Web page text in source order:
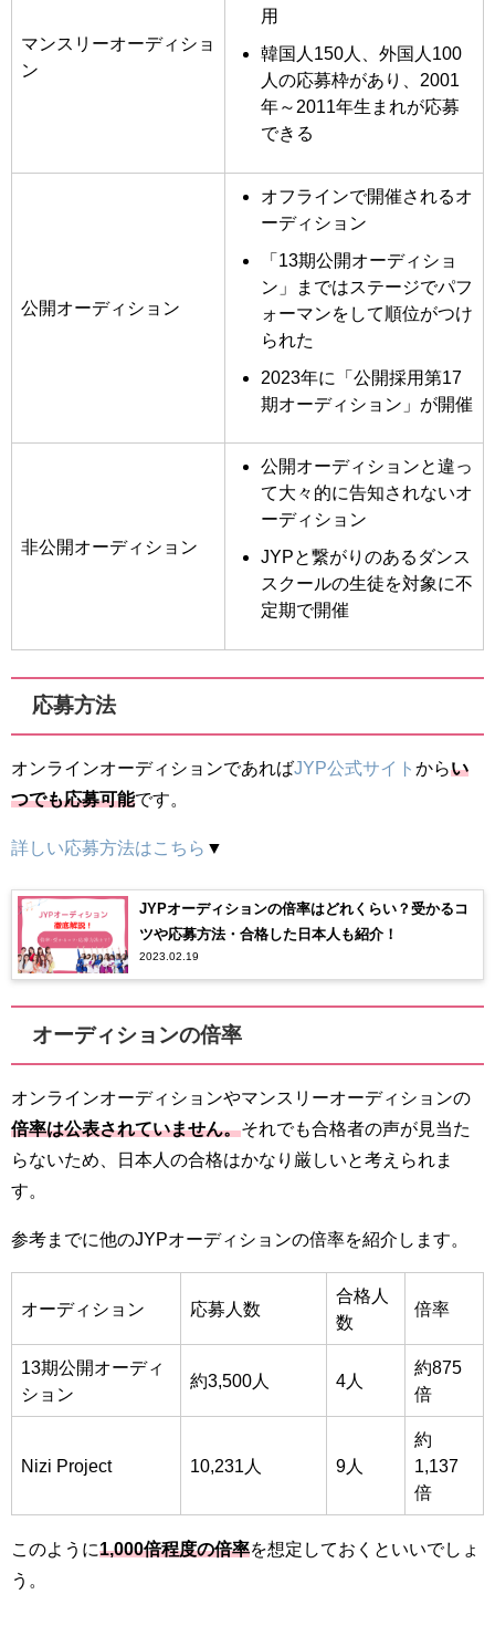
マンスリーオーディショ
ン
用
韓国人150人、外国人100
人の応募枠があり、2001
年～2011年生まれが応募
できる
公開オーディション
オフラインで開催されるオ
ーディション
「13期公開オーディショ
ン」まではステージでパフ
ォーマンをして順位がつけ
られた
2023年に「公開採用第17
期オーディション」が開催
非公開オーディション
公開オーディションと違っ
て大々的に告知されないオ
ーディション
JYPと繋がりのあるダンス
スクールの生徒を対象に不
定期で開催
応募方法
オンラインオーディションであればJYP公式サイト からい
つでも応募可能です。
詳しい応募方法はこちら ▼
JYPオーディションの倍率はどれくらい？受かるコ
ツや応募方法・合格した日本人も紹介！
2023.02.19
オーディションの倍率
オンラインオーディションやマンスリーオーディションの
倍率は公表されていません。それでも合格者の声が見当た
らないため、日本人の合格はかなり厳しいと考えられま
す。
参考までに他のJYPオーディションの倍率を紹介します。
オーディション 応募人数
合格人
数
倍率
13期公開オーディ
ション
約3,500人 4人
約875
倍
Nizi Project 10,231人 9人
約
1,137
倍
このように1,000倍程度の倍率を想定しておくといいでしょ
う。